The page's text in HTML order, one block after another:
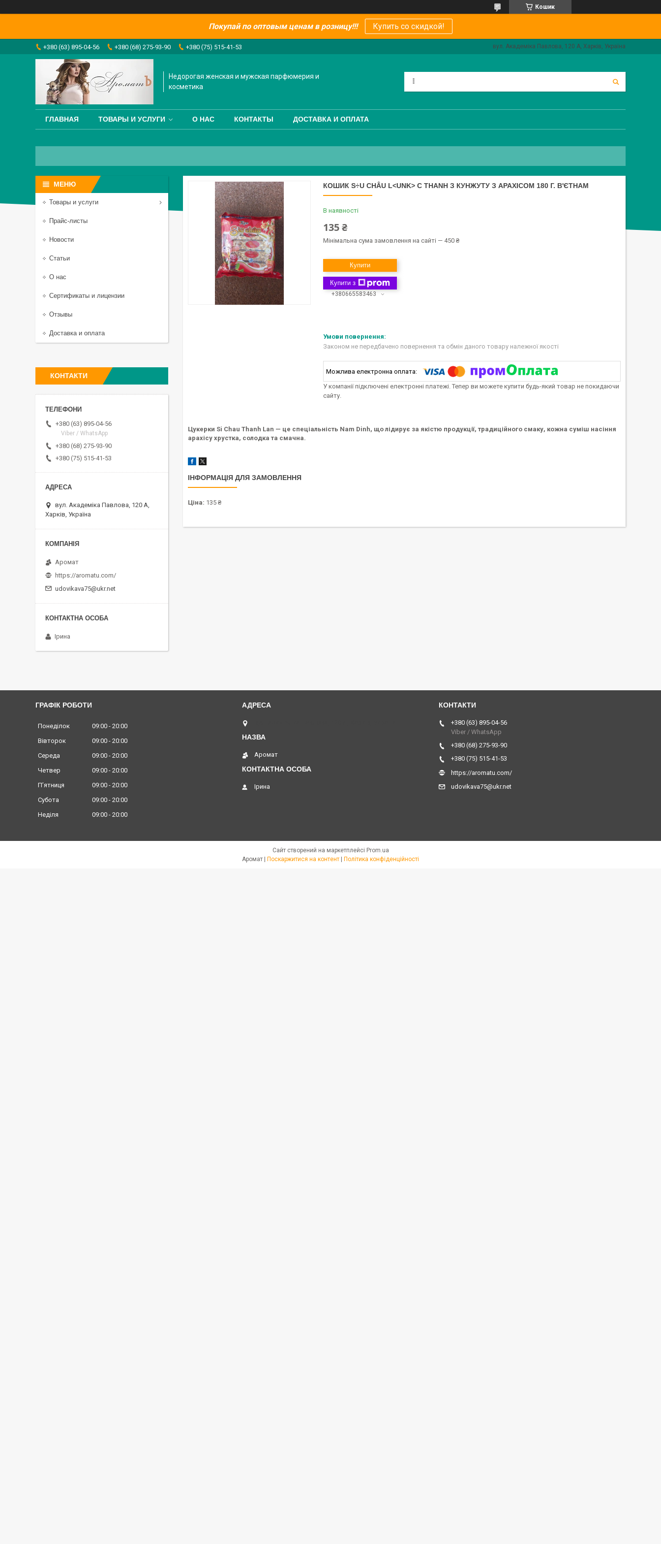
Кошик
Покупай по оптовым ценам в розницу!!! Купить со скидкой!
+380 (63) 895-04-56 +380 (68) 275-93-90 +380 (75) 515-41-53 вул. Академіка Павлова, 120 А, Харків, Україна
Недорогая женская и мужская парфюмерия и
косметика
ГЛАВНАЯ ТОВАРЫ И УСЛУГИ О НАС КОНТАКТЫ ДОСТАВКА И ОПЛАТА
КОШИК S÷U CHÂU L<UNK> C THANH З КУНЖУТУ З АРАХІСОМ 180 Г. В'ЄТНАМ
В наявності
135 ₴
Мінімальна сума замовлення на сайті — 450 ₴
Купити
Купити з
+380665583463
Законом не передбачено повернення та обмін даного товару належної якості
У компанії підключені електронні платежі. Тепер ви можете купити будь-який товар не покидаючи
сайту.
Цукерки Si Chau Thanh Lan — це спеціальність Nam Dinh, що лідирує за якістю продукції, традиційного смаку, кожна суміш насіння
арахісу хрустка, солодка та смачна.
ІНФОРМАЦІЯ ДЛЯ ЗАМОВЛЕННЯ
Ціна: 135 ₴
Товары и услуги
Прайс-листы
Новости
Статьи
О нас
Сертификаты и лицензии
Отзывы
Доставка и оплата
КОНТАКТИ
+380 (63) 895-04-56
Viber / WhatsApp
+380 (68) 275-93-90
+380 (75) 515-41-53
вул. Академіка Павлова, 120 А,
Харків, Україна
Аромат
https://aromatu.com/
udovikava75@ukr.net
Ірина
ГРАФІК РОБОТИ
Понеділок 09:00
20:00
Вівторок
09:00
20:00
Середа
09:00
20:00
Четвер
09:00
20:00
Пʼятниця
09:00
20:00
Субота
09:00
20:00
Неділя
09:00 20:00
Аромат
Ірина
+380 (63) 895-04-56
Viber / WhatsApp
+380 (68) 275-93-90
+380 (75) 515-41-53
https://aromatu.com/
udovikava75@ukr.net
Сайт створений на маркетплейсі Prom.ua
Поскаржитися на контент Політика конфіденційності